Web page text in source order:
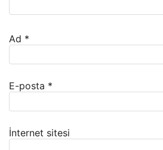
Ad *
E-posta *
İnternet sitesi